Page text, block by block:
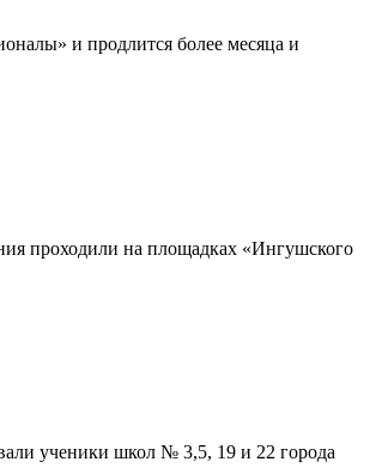
и продлится более месяца и
проходили на площадках «Ингушского
ученики школ № 3,5, 19 и 22 города